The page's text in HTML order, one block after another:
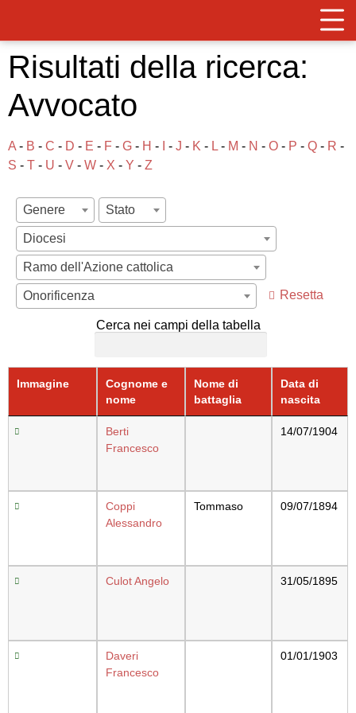
Risultati della ricerca:
Avvocato
A-B-C-D -E -F -G- H - I- J-K- L - M -N-O -P -Q
- R- S- T-U- V- W- X
Genere
Stato
Diocesi
Ramo dell'Azione cattolica
Onorificenza
Resetta
Cerca nei campi della tabella
Immagine
Cognome
e nome
Nome di
battaglia
Data di
nascita
Berti
Francesco
14/07/1904
Coppi
Alessandro
Tommaso 09/07/1894
Culot
31/05/1895
Daveri
Francesco
01/01/1903